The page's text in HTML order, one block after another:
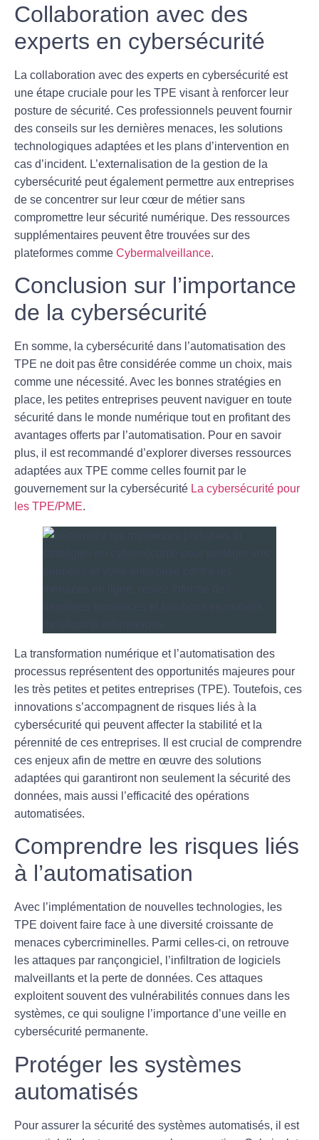
Collaboration avec des
experts en cybersécurité
La collaboration avec des experts en cybersécurité est
une étape cruciale pour les TPE visant à renforcer leur
posture de sécurité. Ces professionnels peuvent fournir
des conseils sur les dernières menaces, les solutions
technologiques adaptées et les plans d’intervention en
cas d’incident. L’externalisation de la gestion de la
cybersécurité peut également permettre aux entreprises
de se concentrer sur leur cœur de métier sans
compromettre leur sécurité numérique. Des ressources
supplémentaires peuvent être trouvées sur des
plateformes comme Cybermalveillance.
Conclusion sur l’importance
de la cybersécurité
En somme, la cybersécurité dans l’automatisation des
TPE ne doit pas être considérée comme un choix, mais
comme une nécessité. Avec les bonnes stratégies en
place, les petites entreprises peuvent naviguer en toute
sécurité dans le monde numérique tout en profitant des
avantages offerts par l’automatisation. Pour en savoir
plus, il est recommandé d’explorer diverses ressources
adaptées aux TPE comme celles fournit par le
gouvernement sur la cybersécurité La cybersécurité pour
les TPE/PME.
La transformation numérique et l’automatisation des
processus représentent des opportunités majeures pour
les très petites et petites entreprises (TPE). Toutefois, ces
innovations s’accompagnent de risques liés à la
cybersécurité qui peuvent affecter la stabilité et la
pérennité de ces entreprises. Il est crucial de comprendre
ces enjeux afin de mettre en œuvre des solutions
adaptées qui garantiront non seulement la sécurité des
données, mais aussi l’efficacité des opérations
automatisées.
Comprendre les risques liés
à l’automatisation
Avec l’implémentation de nouvelles technologies, les
TPE doivent faire face à une diversité croissante de
menaces cybercriminelles. Parmi celles-ci, on retrouve
les attaques par rançongiciel , l’infiltration de logiciels
malveillants et la perte de données. Ces attaques
exploitent souvent des vulnérabilités connues dans les
systèmes, ce qui souligne l’importance d’une veille en
cybersécurité permanente.
Protéger les systèmes
automatisés
Pour assurer la sécurité des systèmes automatisés, il est